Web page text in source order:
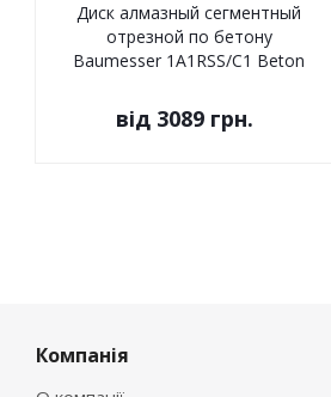
Диск алмазный сегментный
отрезной по бетону
Baumesser 1A1RSS/C1 Beton
від 3089 грн.
Компанія